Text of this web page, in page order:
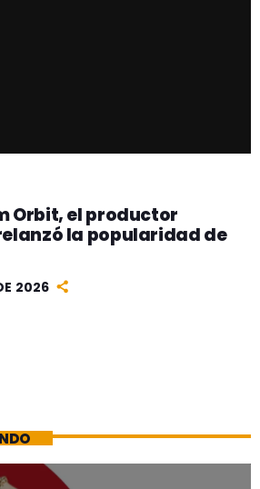
Orbit, el productor
la popularidad de
2026